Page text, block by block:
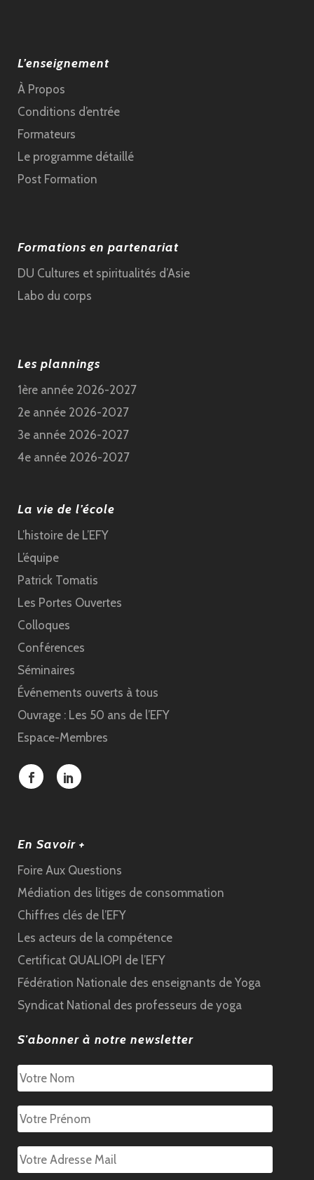
L’enseignement
À Propos
Conditions d’entrée
Formateurs
Le programme détaillé
Post Formation
Formations en partenariat
DU Cultures et spiritualités d’Asie
Labo du corps
Les plannings
1ère année 2026-2027
2e année 2026-2027
3e année 2026-2027
4e année 2026-2027
La vie de l’école
L’histoire de L’EFY
L’équipe
Patrick Tomatis
Les Portes Ouvertes
Colloques
Conférences
Séminaires
Événements ouverts à tous
Ouvrage : Les 50 ans de l’EFY
Espace-Membres
En Savoir +
Foire Aux Questions
Médiation des litiges de consommation
Chiffres clés de l’EFY
Les acteurs de la compétence
Certificat QUALIOPI de l’EFY
Fédération Nationale des enseignants de Yoga
Syndicat National des professeurs de yoga
S'abonner à notre newsletter